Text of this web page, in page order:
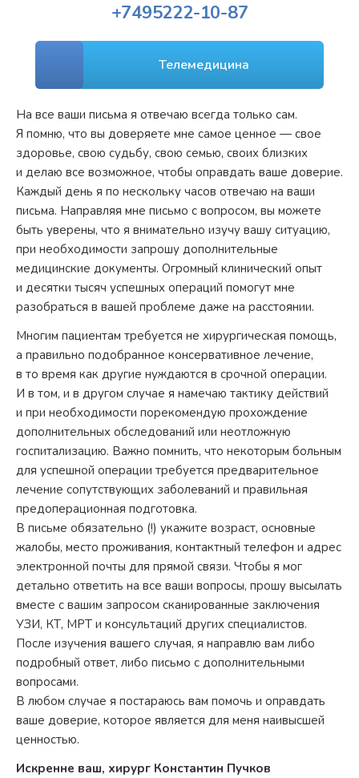
+7495222-10-87
Телемедицина
На все ваши письма я отвечаю всегда только сам.
Я помню, что вы доверяете мне самое ценное — свое
здоровье, свою судьбу, свою семью, своих близких
и делаю все возможное, чтобы оправдать ваше доверие.
Каждый день я по нескольку часов отвечаю на ваши
письма. Направляя мне письмо с вопросом, вы можете
быть уверены, что я внимательно изучу вашу ситуацию,
при необходимости запрошу дополнительные
медицинские документы. Огромный клинический опыт
и десятки тысяч успешных операций помогут мне
разобраться в вашей проблеме даже на расстоянии.
Многим пациентам требуется не хирургическая помощь,
а правильно подобранное консервативное лечение,
в то время как другие нуждаются в срочной операции.
И в том, и в другом случае я намечаю тактику действий
и при необходимости порекомендую прохождение
дополнительных обследований или неотложную
госпитализацию. Важно помнить, что некоторым больным
для успешной операции требуется предварительное
лечение сопутствующих заболеваний и правильная
предоперационная подготовка.
В письме обязательно (!) укажите возраст, основные
жалобы, место проживания, контактный телефон и адрес
электронной почты для прямой связи. Чтобы я мог
детально ответить на все ваши вопросы, прошу высылать
вместе с вашим запросом сканированные заключения
УЗИ, КТ, МРТ и консультаций других специалистов.
После изучения вашего случая, я направлю вам либо
подробный ответ, либо письмо с дополнительными
вопросами.
В любом случае я постараюсь вам помочь и оправдать
ваше доверие, которое является для меня наивысшей
ценностью.
Искренне ваш, хирург Константин Пучков